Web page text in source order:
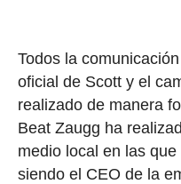
Todos la
oficial de Scott y el
realizado de manera
Beat Zaugg ha
medio local en las
siendo el CEO de la